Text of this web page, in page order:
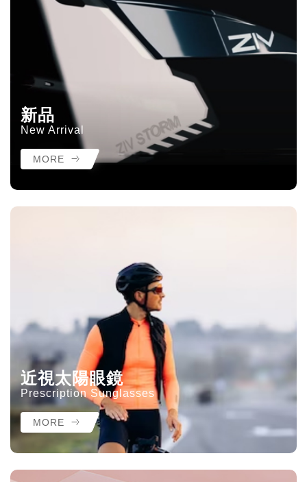
新品
New Arrival
MORE
近視太陽眼鏡
Prescription Sunglasses
MORE